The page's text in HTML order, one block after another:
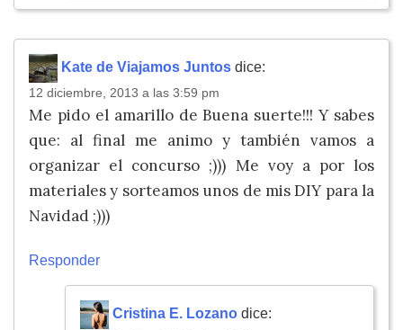
Kate de Viajamos Juntos dice:
12 diciembre, 2013 a las 3:59 pm
Me pido el amarillo de Buena suerte!!! Y sabes
que: al final me animo y también vamos a
organizar el concurso ;))) Me voy a por los
materiales y sorteamos unos de mis DIY para la
Navidad ;)))
Responder
Cristina E. Lozano dice: